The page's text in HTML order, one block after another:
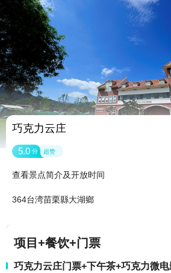
巧克力云庄
5.0 分 超赞
查看景点简介及开放时间
364台湾苗栗縣大湖鄉
项目+餐饮+门票
巧克力云庄门票+下午茶+巧克力微电